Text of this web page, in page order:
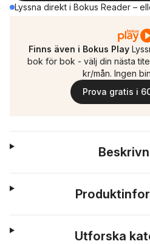
Lyssna direkt i Bokus Reader –
Finns även i Bokus Play
bok för bok - välj din nästa
kr/mån. Ingen
Prova gratis i
Utforska